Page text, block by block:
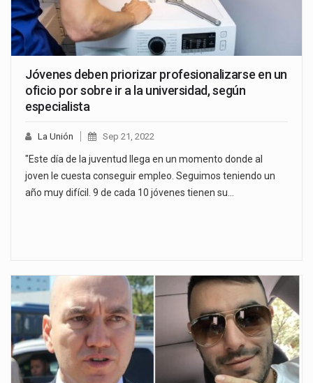
Jóvenes deben priorizar profesionalizarse en un
oficio por sobre ir a la universidad, según
especialista
La Unión Sep 21, 2022
"Este día de la juventud llega en un momento donde al
joven le cuesta conseguir empleo. Seguimos teniendo un
año muy difícil. 9 de cada 10 jóvenes tienen su…